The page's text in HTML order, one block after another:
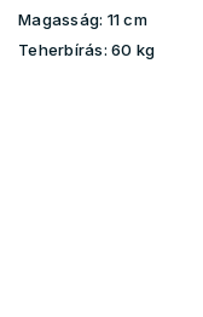
Magasság: 11 cm
Teherbírás: 60 kg